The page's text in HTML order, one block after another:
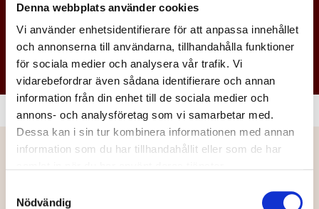
Denna webbplats använder cookies
Vi använder enhetsidentifierare för att anpassa innehållet
och annonserna till användarna, tillhandahålla funktioner
för sociala medier och analysera vår trafik. Vi
vidarebefordrar även sådana identifierare och annan
information från din enhet till de sociala medier och
annons- och analysföretag som vi samarbetar med.
Dessa kan i sin tur kombinera informationen med annan
information som du har tillhandahållit eller som de har
Nödvändig
komponenter